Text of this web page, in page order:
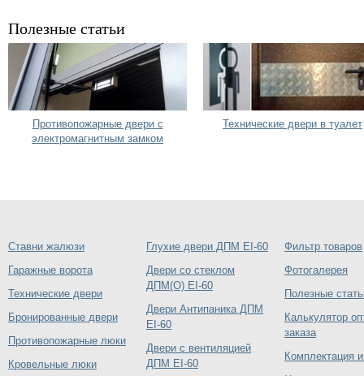
Полезные статьи
Противопожарные двери с
электромагнитным замком
Технические двери в туалет
Ставни жалюзи
Гаражные ворота
Технические двери
Бронированные двери
Противопожарные люки
Кровельные люки
Глухие двери ДПМ EI-60
Двери со стеклом
ДПМ(О) EI-60
Двери Антипаника ДПМ
EI-60
Двери с вентиляцией
ДПМ EI-60
Фильтр товаров
Фотогалерея
Полезные
Калькулятор
заказа
Комплектация